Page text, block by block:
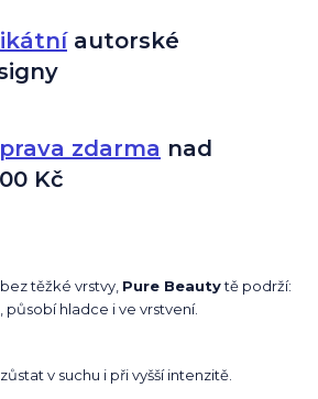
autorské
zdarma nad
Kč
těžké vrstvy, Pure Beautytě podrží:
působí hladce i ve vrstvení.
v suchu i při vyšší intenzitě.